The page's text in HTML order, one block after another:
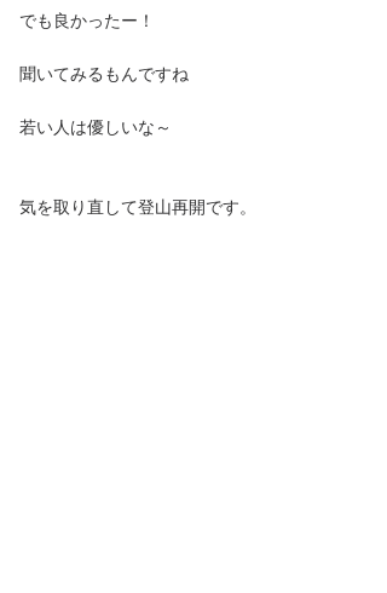
でも良かったー！
聞いてみるもんですね
若い人は優しいな～
気を取り直して登山再開です。